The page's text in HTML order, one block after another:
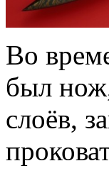
Во
был
слоёв,